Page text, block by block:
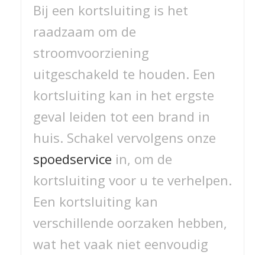
Bij een kortsluiting is het
raadzaam om de
stroomvoorziening
uitgeschakeld te houden. Een
kortsluiting kan in het ergste
geval leiden tot een brand in
huis. Schakel vervolgens onze
spoedservice in, om de
kortsluiting voor u te verhelpen.
Een kortsluiting kan
verschillende oorzaken hebben,
wat het vaak niet eenvoudig